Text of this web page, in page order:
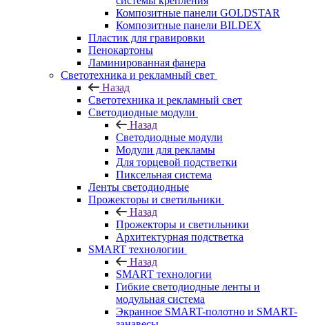
Композитные панели GOLDSTAR
Композитные панели BILDEX
Пластик для гравировки
Пенокартоны
Ламинированная фанера
Светотехника и рекламный свет
Назад
Светотехника и рекламный свет
Светодиодные модули
Назад
Светодиодные модули
Модули для рекламы
Для торцевой подстветки
Пиксельная система
Ленты светодиодные
Прожекторы и светильники
Назад
Прожекторы и светильники
Архитектурная подстветка
SMART технологии
Назад
SMART технологии
Гибкие светодиодные ленты и
модульная система
Экранное SMART-полотно и SMART-